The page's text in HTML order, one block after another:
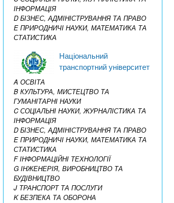
ІНФОРМАЦІЯ
D БІЗНЕС, АДМІНІСТРУВАННЯ ТА ПРАВО
E ПРИРОДНИЧІ НАУКИ, МАТЕМАТИКА ТА
СТАТИСТИКА
Національний
транспортний університет
A ОСВІТА
B КУЛЬТУРА, МИСТЕЦТВО ТА
ГУМАНІТАРНІ НАУКИ
C СОЦІАЛЬНІ НАУКИ, ЖУРНАЛІСТИКА ТА
ІНФОРМАЦІЯ
D БІЗНЕС, АДМІНІСТРУВАННЯ ТА ПРАВО
E ПРИРОДНИЧІ НАУКИ, МАТЕМАТИКА ТА
СТАТИСТИКА
F ІНФОРМАЦІЙНІ ТЕХНОЛОГІЇ
G ІНЖЕНЕРІЯ, ВИРОБНИЦТВО ТА
БУДІВНИЦТВО
J ТРАНСПОРТ ТА ПОСЛУГИ
K БЕЗПЕКА ТА ОБОРОНА